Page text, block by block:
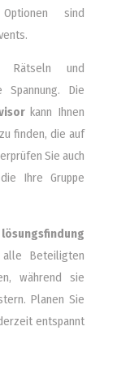
sind
Rätseln und
Die
kann Ihnen
finden, die auf
Sie auch
Ihre Gruppe
lösungsfindung
alle Beteiligten
während sie
Planen Sie
entspannt